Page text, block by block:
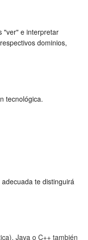
"ver" e interpretar
dominios,
tecnológica.
te distinguirá
Java o C++ también